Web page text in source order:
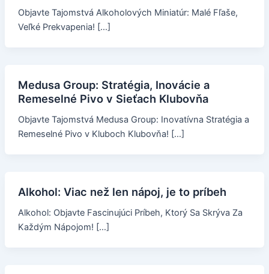
Objavte Tajomstvá Alkoholových Miniatúr: Malé Fľaše,
Veľké Prekvapenia! […]
Medusa Group: Stratégia, Inovácie a
Remeselné Pivo v Sieťach Klubovňa
Objavte Tajomstvá Medusa Group: Inovatívna Stratégia a
Remeselné Pivo v Kluboch Klubovňa! […]
Alkohol: Viac než len nápoj, je to príbeh
Alkohol: Objavte Fascinujúci Príbeh, Ktorý Sa Skrýva Za
Každým Nápojom! […]